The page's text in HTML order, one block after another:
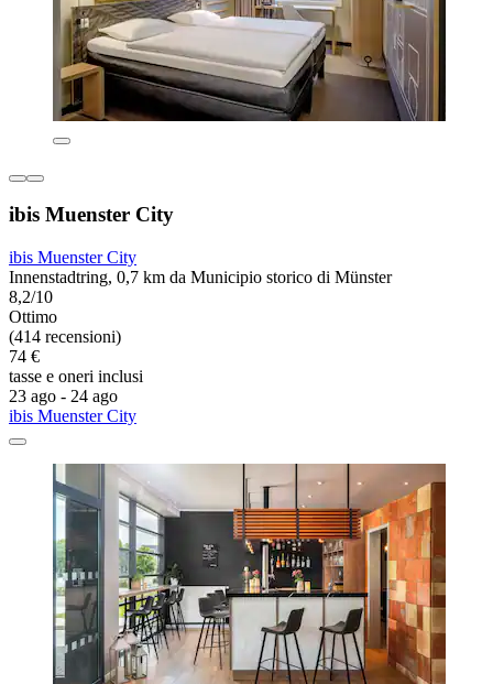
ibis Muenster City
ibis Muenster City
Innenstadtring, 0,7 km da Municipio storico di Münster
8,2/10
Ottimo
(414 recensioni)
74 €
tasse e oneri inclusi
23 ago - 24 ago
ibis Muenster City